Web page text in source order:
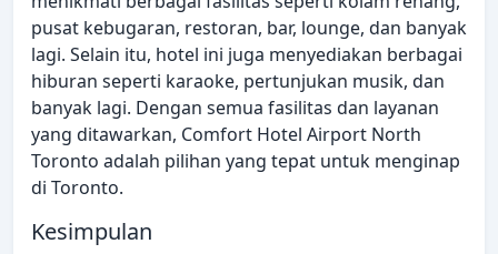
pusat kebugaran, restoran, bar, lounge, dan banyak
lagi. Selain itu, hotel ini juga menyediakan berbagai
hiburan seperti karaoke, pertunjukan musik, dan
banyak lagi. Dengan semua fasilitas dan layanan
yang ditawarkan, Comfort Hotel Airport North
Toronto adalah pilihan yang tepat untuk menginap
di Toronto.
Kesimpulan